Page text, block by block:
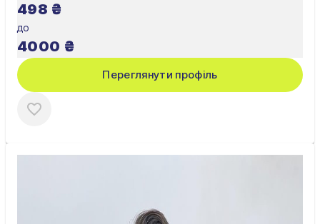
498 ₴
до
4000 ₴
Переглянути профіль